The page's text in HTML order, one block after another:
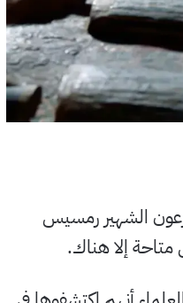
الشهير رمسيس
إلا هناك.